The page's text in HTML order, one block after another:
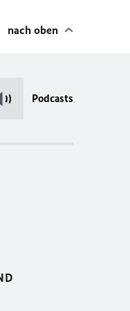
nach oben
Podcasts